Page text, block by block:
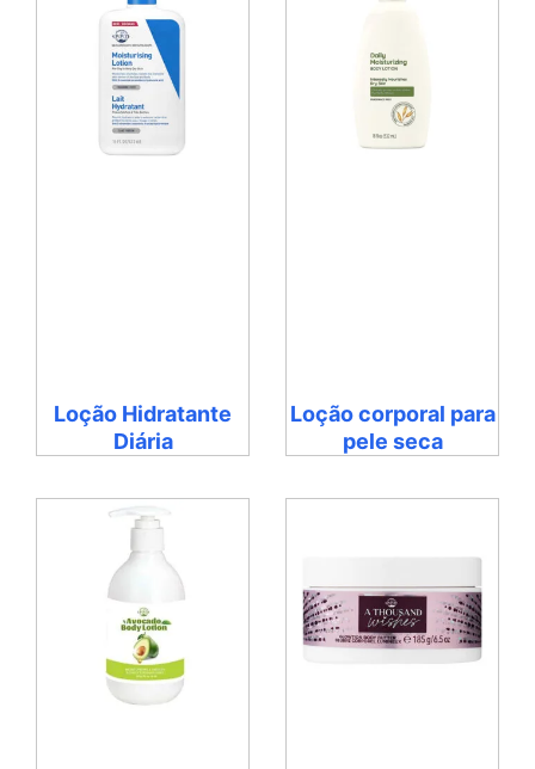
Loção Hidratante
Diária
Loção corporal para
pele seca